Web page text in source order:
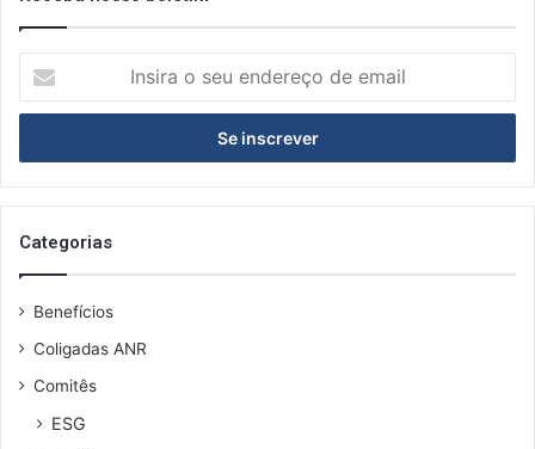
s
r
a
s
e
n
e
Categorias
Benefícios
Coligadas ANR
Comitês
ESG